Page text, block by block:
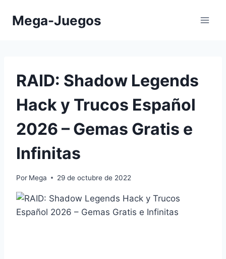
Mega-Juegos
RAID: Shadow Legends
Hack y Trucos Español
2026 – Gemas Gratis e
Infinitas
Por Mega 29 de octubre de 2022